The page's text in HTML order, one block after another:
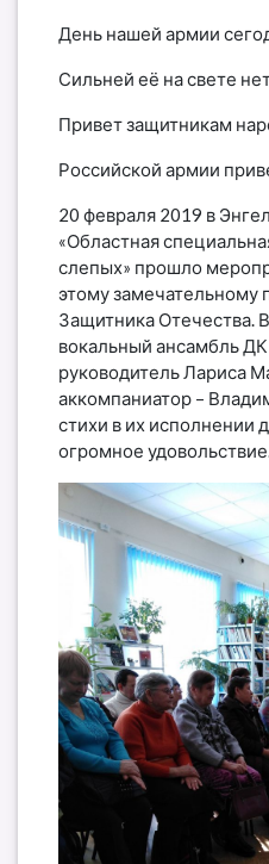
День нашей армии
Сильней её на свете
Привет защитникам
Российской армии
20 февраля 2019 в
«Областная
слепых» прошло
этому замечательному
Защитника Отечества.
вокальный ансамбль
руководитель Лариса
аккомпаниатор –
стихи в их исполнении
огромное удовольствие.